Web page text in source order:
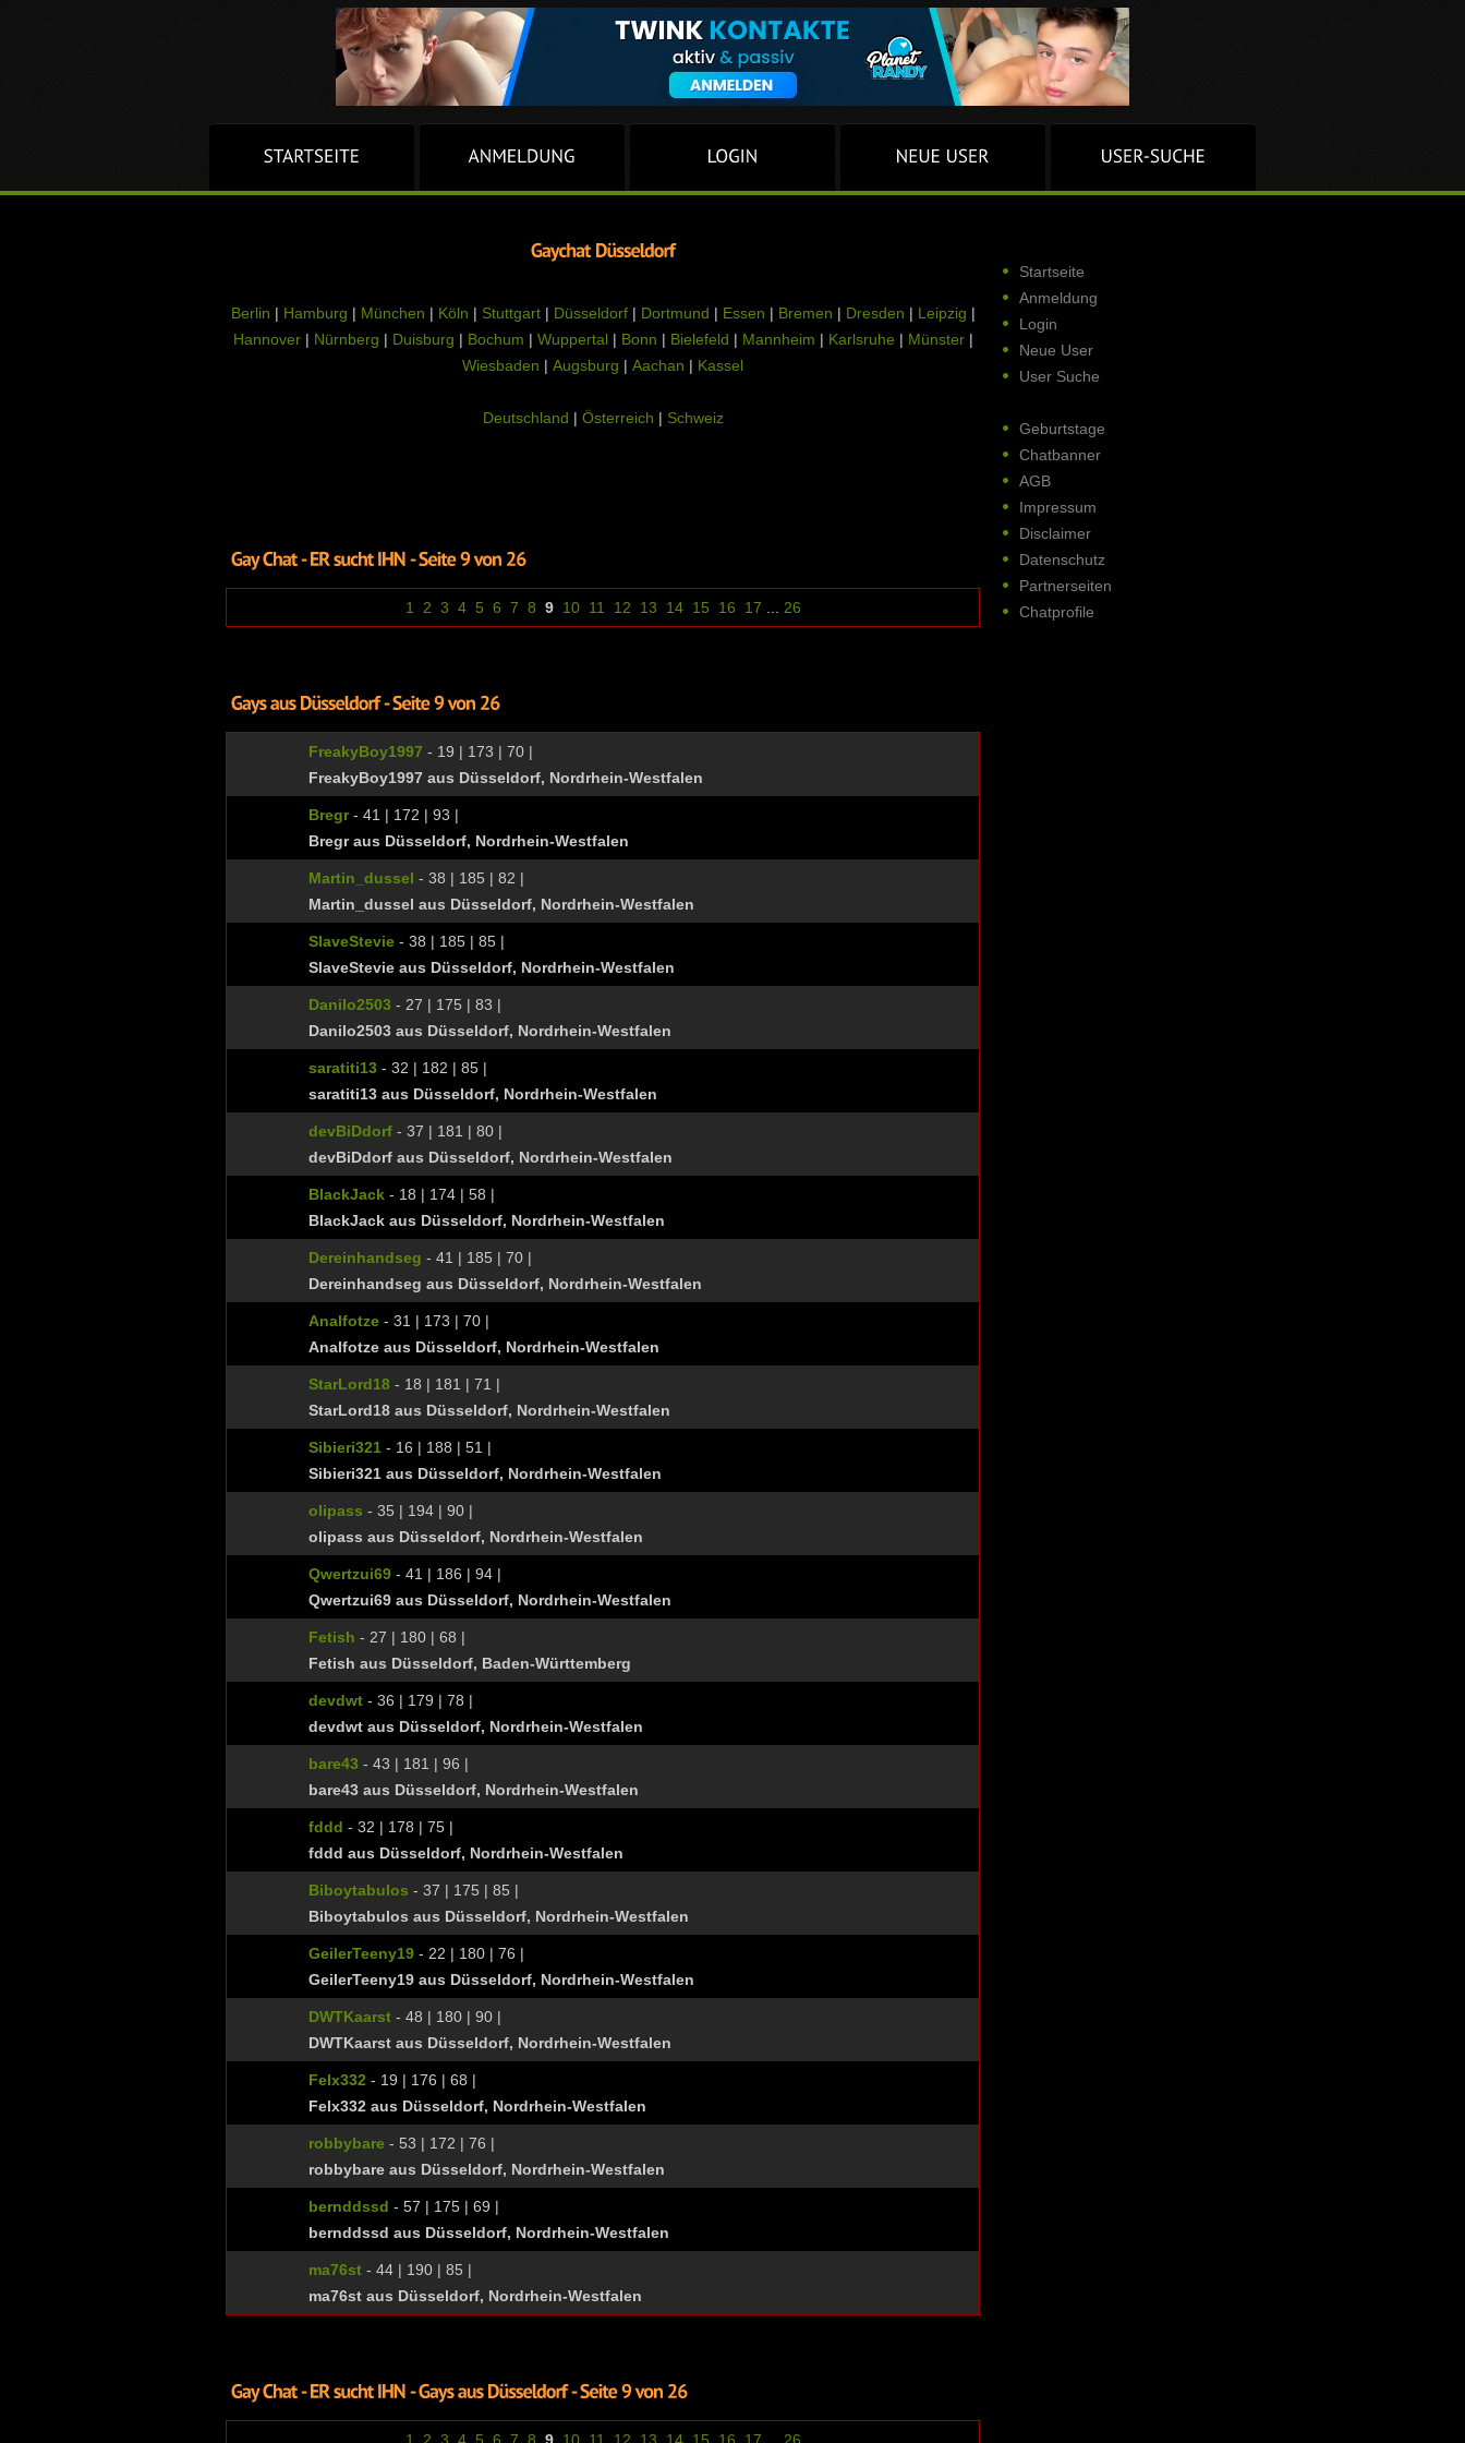
Berlin | Hamburg | München | Köln | Stuttgart| Düsseldorf| Dortmund | Essen | Bremen | Dresden | Leipzig |
Hannover| Nürnberg | Duisburg | Bochum | Wuppertal | Bonn | Bielefeld | Mannheim | Karlsruhe | Münster|
Wiesbaden |Augsburg |Aachan | Kassel
Deutschland | Österreich | Schweiz
1 2 3 4 5 6 7 8 9 10 11 12 13 14 15 16 17 26
FreakyBoy1997 - 19 | 173 | 70 |
FreakyBoy1997 aus Düsseldorf, Nordrhein-Westfalen
Bregr- 41 | 172 | 93 |
Bregr aus Düsseldorf, Nordrhein-Westfalen
Martin_dussel - 38 | 185 | 82 |
Martin_dussel aus Düsseldorf, Nordrhein-Westfalen
SlaveStevie - 38 | 185 | 85 |
SlaveStevie aus Düsseldorf, Nordrhein-Westfalen
Danilo2503 - 27 | 175 | 83 |
Danilo2503 aus Düsseldorf, Nordrhein-Westfalen
saratiti13 - 32 | 182 | 85 |
saratiti13 aus Düsseldorf, Nordrhein-Westfalen
devBiDdorf - 37 | 181 | 80 |
devBiDdorf aus Düsseldorf, Nordrhein-Westfalen
BlackJack - 18 | 174 | 58 |
BlackJack aus Düsseldorf, Nordrhein-Westfalen
Dereinhandseg - 41 | 185 | 70 |
Dereinhandseg aus Düsseldorf, Nordrhein-Westfalen
Analfotze - 31 | 173 | 70 |
Analfotze aus Düsseldorf, Nordrhein-Westfalen
StarLord18 - 18 | 181 | 71 |
StarLord18 aus Düsseldorf, Nordrhein-Westfalen
Sibieri321 - 16 | 188 | 51 |
Sibieri321 aus Düsseldorf, Nordrhein-Westfalen
olipass - 35 | 194 | 90 |
olipass aus Düsseldorf, Nordrhein-Westfalen
Qwertzui69 - 41 | 186 | 94 |
Qwertzui69 aus Düsseldorf, Nordrhein-Westfalen
Fetish - 27 | 180 | 68 |
Fetish aus Düsseldorf, Baden-Württemberg
devdwt - 36 | 179 | 78 |
devdwt aus Düsseldorf, Nordrhein-Westfalen
bare43 - 43 | 181 | 96 |
bare43 aus Düsseldorf, Nordrhein-Westfalen
fddd - 32 | 178 | 75 |
fddd aus Düsseldorf, Nordrhein-Westfalen
Biboytabulos - 37 | 175 | 85 |
Biboytabulos aus Düsseldorf, Nordrhein-Westfalen
GeilerTeeny19 - 22 | 180 | 76 |
GeilerTeeny19 aus Düsseldorf, Nordrhein-Westfalen
DWTKaarst - 48 | 180 | 90 |
DWTKaarst aus Düsseldorf, Nordrhein-Westfalen
Felx332 - 19 | 176 | 68 |
Felx332 aus Düsseldorf, Nordrhein-Westfalen
robbybare - 53 | 172 | 76 |
robbybare aus Düsseldorf, Nordrhein-Westfalen
bernddssd - 57 | 175 | 69 |
bernddssd aus Düsseldorf, Nordrhein-Westfalen
ma76st - 44 | 190 | 85 |
ma76st aus Düsseldorf, Nordrhein-Westfalen
Startseite
Anmeldung
Login
Neue User
User Suche
Geburtstage
Chatbanner
AGB
Impressum
Disclaimer
Datenschutz
Partnerseiten
Chatprofile